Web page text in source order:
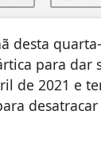
desta
para dar
de 2021 e